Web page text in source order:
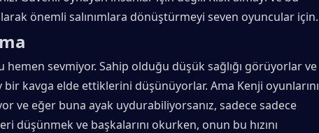
önemli salınımlara dönüştürmeyi seven oyuncular için.
hemen sevmiyor. Sahip olduğu düşük sağlığı görüyorlar ve
kavga elde ettiklerini düşünüyorlar. Ama Kenji oyunlarını
ve eğer buna ayak uydurabiliyorsanız, sadece sadece
düşünmek ve başkalarını okurken, onun bu hızını